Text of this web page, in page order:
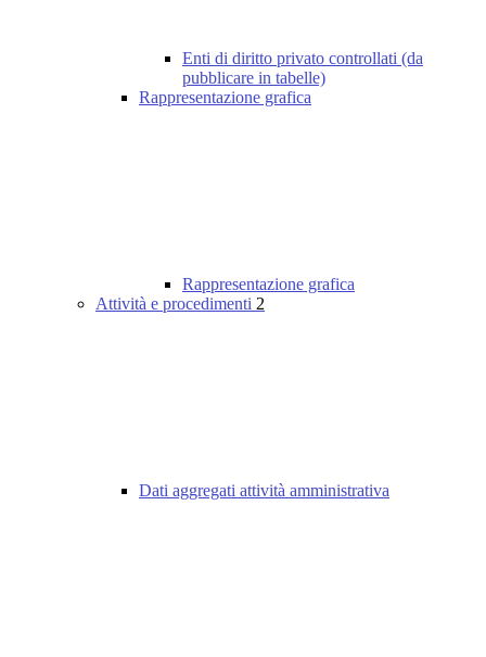
Enti di diritto privato controllati (da
pubblicare in tabelle)
Rappresentazione grafica
Rappresentazione grafica
Attività e procedimenti 2
Dati aggregati attività amministrativa